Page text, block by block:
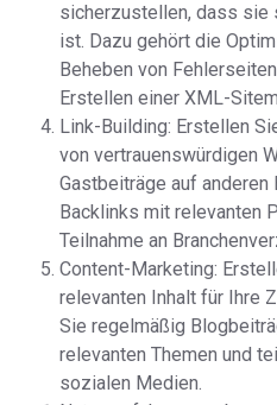
sicherzustellen, dass sie
ist. Dazu gehört die
Beheben von
Erstellen einer XML-
Link-Building: Erstellen
von vertrauenswürdigen
Gastbeiträge auf anderen
Backlinks mit relevanten
Teilnahme an
Content-Marketing:
relevanten Inhalt für Ihre
Sie regelmäßig
relevanten Themen und
sozialen Medien.